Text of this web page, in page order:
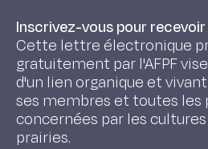
Inscrivez-vous pour
Cette lettre électronique
gratuitement par l'AFPF
d'un lien organique et
ses membres et toutes les
concernées par les
prairies.